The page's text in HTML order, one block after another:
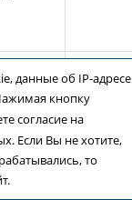
данные об IP-адресе
кнопку
согласие на
Если Вы не хотите,
то